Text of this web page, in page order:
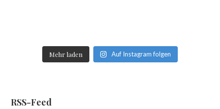
Mehr laden Auf Instagram folgen
RSS-Feed